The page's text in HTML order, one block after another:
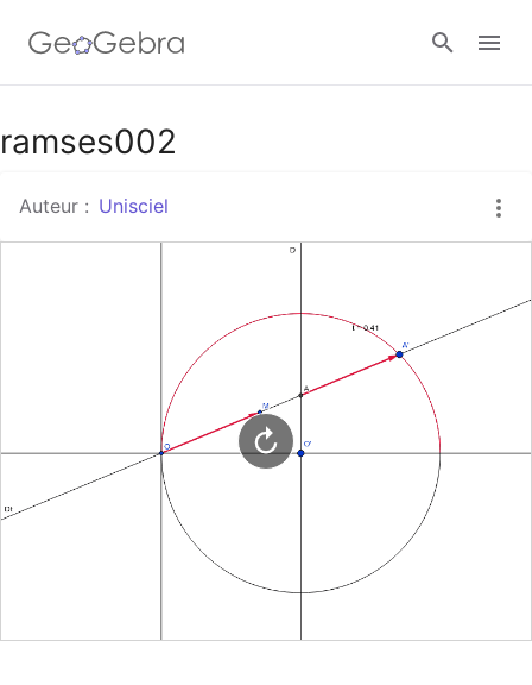
Google Classroom
Classe GeoGebra
ramses002
Auteur : Unisciel